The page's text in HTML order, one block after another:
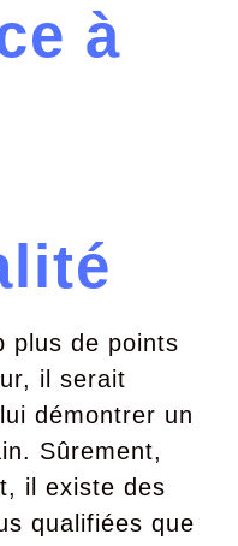
à
plus de points
il serait
démontrer un
Sûrement,
il existe des
qualifiées que